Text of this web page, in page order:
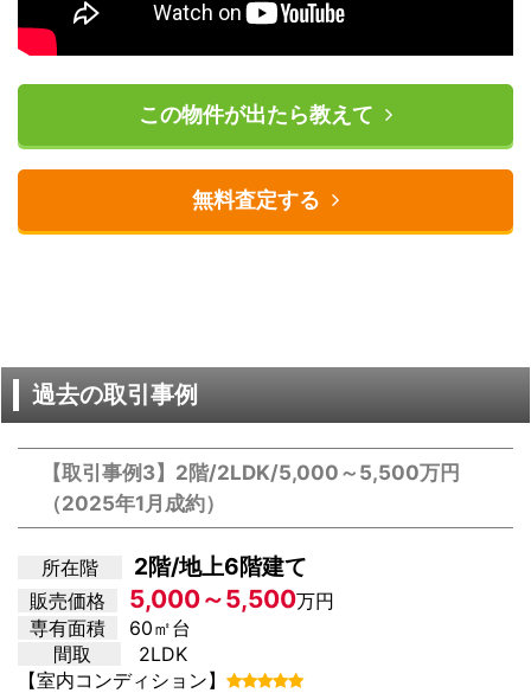
この物件が出たら教えて
無料査定する
過去の取引事例
【取引事例3】2階/2LDK/5,000～5,500万円
（2025年1月成約）
所在階 2階/地上6階建て
販売価格 5,000～5,500万円
専有面積
60㎡台
間取
2LDK
【室内コンディション】